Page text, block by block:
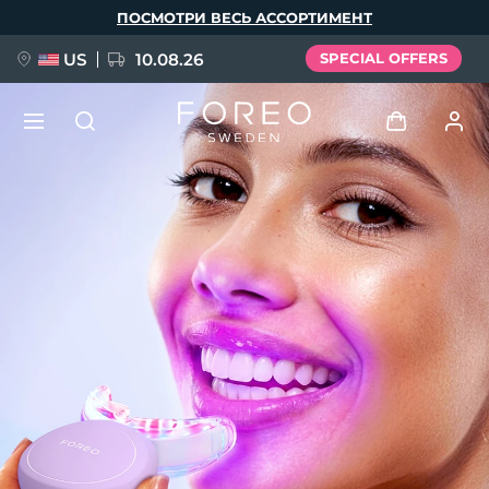
ПОСМОТРИ ВЕСЬ АССОРТИМЕНТ
US 10.08.26 SPECIAL OFFERS
Войти
Профиль пользователя
Мои приборы
Мои заказы
Мои адреса
Мои подписки
FAQ™ Pure Beauty-Tech Elixir
BREAKING NEWS
issa™ Teeth Whitening Set
Deutsch
Español
Italiano
Português
Svenska
Русский
Türkçe
简体中文 繁體中文